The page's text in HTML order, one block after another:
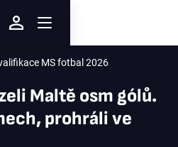
MS fotbal 2026
Maltě osm gólů.
prohráli ve